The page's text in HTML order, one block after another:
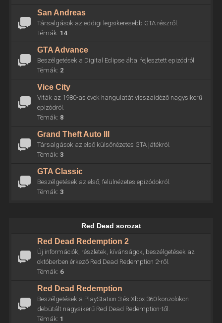
San Andreas
Társalgások az eddigi legsikeresebb GTA részről.
Témák: 14
GTA Advance
Beszélgetések a Digital Eclipse által fejlesztett epizódról.
Témák: 2
Vice City
Viták az 1980-as évek hangulatát visszaidéző nagysikerű
epizódról.
Témák: 8
Grand Theft Auto III
Társalgások az első külsőnézetes GTA játékról.
Témák: 3
GTA Classic
Beszélgetések az első, felülnézetes epizódokról.
Témák: 3
Red Dead sorozat
Red Dead Redemption 2
Új információk, részletek, kívánságok, beszélgetések az
októberben érkező Red Dead Redemption 2-ről.
Témák: 6
Red Dead Redemption
Beszélgetések a PlayStation 3 és Xbox 360 konzolokon
debütált nagysikerű Red Dead Redemption-től.
Témák: 1